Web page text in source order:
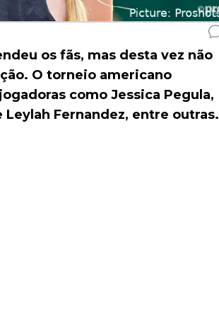
os fãs, mas desta vez não
O torneio americano
como Jessica Pegula,
Fernandez, entre outras.